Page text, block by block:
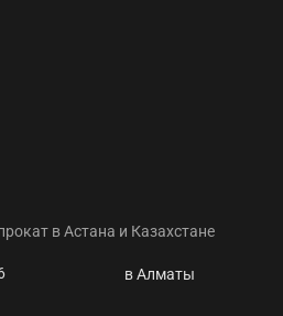
в Астана и Казахстане
News and useful
в Алматы